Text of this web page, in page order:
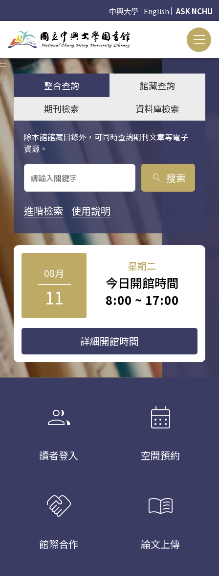
中興大學 English ASK NCHU
:::
整合查詢
館藏查詢
期刊檢索
資料庫檢索
除本館館藏目錄外，可同時查詢期刊文章等電子
資源。
關鍵字搜尋
search 搜索
進階檢索 使用說明
08月
11
星期二
今日開館時間
8:00 ~ 17:00
詳細開館時間
group
讀者登入
calendar_month
空間預約
handshake
館際合作
menu_book
論文上傳